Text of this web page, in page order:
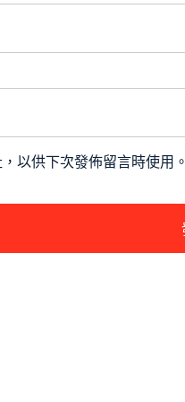
以供下次發佈留言時使用。